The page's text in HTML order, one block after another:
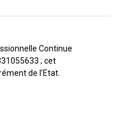
Continue
; cet
de l’Etat.